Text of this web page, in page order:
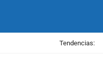
Tendencias: